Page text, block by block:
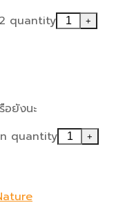
quantity
อยังนะ
quantity